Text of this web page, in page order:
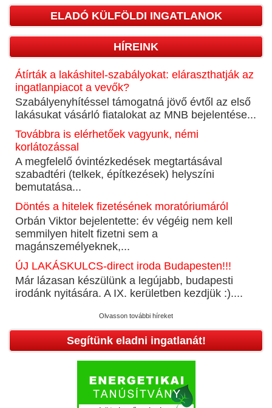
ELADÓ KÜLFÖLDI INGATLANOK
HÍREINK
Átírták a lakáshitel-szabályokat: eláraszthatják az
ingatlanpiacot a vevők?
Szabályenyhítéssel támogatná jövő évtől az első
lakásukat vásárló fiatalokat az MNB bejelentése...
Továbbra is elérhetőek vagyunk, némi
korlátozással
A megfelelő óvintézkedések megtartásával
szabadtéri (telkek, építkezések) helyszíni
bemutatása...
Döntés a hitelek fizetésének moratóriumáról
Orbán Viktor bejelentette: év végéig nem kell
semmilyen hitelt fizetni sem a
magánszemélyeknek,...
ÚJ LAKÁSKULCS-direct iroda Budapesten!!!
Már lázasan készülünk a legújabb, budapesti
irodánk nyitására. A IX. kerületben kezdjük :)....
Olvasson további híreket
Segítünk eladni ingatlanát!